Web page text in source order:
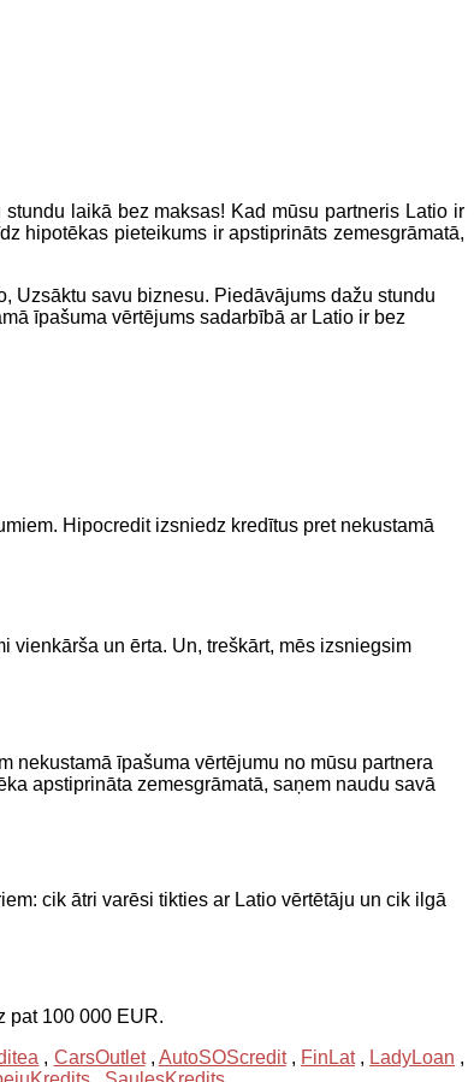
laikā bez maksas! Kad mūsu partneris Latio ir
hipotēkas pieteikums ir apstiprināts zemesgrāmatā,
Uzsāktu savu biznesu. Piedāvājums dažu stundu
īpašuma vērtējums sadarbībā ar Latio ir bez
Hipocredit izsniedz kredītus pret nekustamā
vienkārša un ērta. Un, treškārt, mēs izsniegsim
nekustamā īpašuma vērtējumu no mūsu partnera
apstiprināta zemesgrāmatā, saņem naudu savā
cik ātri varēsi tikties ar Latio vērtētāju un cik ilgā
pat 100 000 EUR.
, CarsOutlet, AutoSOScredit, FinLat, LadyLoan ,